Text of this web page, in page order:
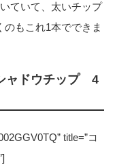
ていて、太いチップ
もこれ1本でできま
ドウチップ 4
title=”コ